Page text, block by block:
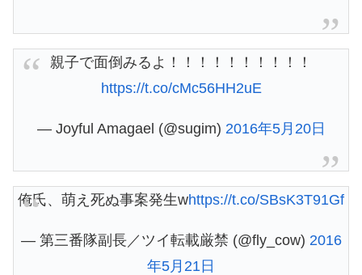
親子で面倒みるよ！！！！！！！！！！
https://t.co/cMc56HH2uE
— Joyful Amagael (@sugim) 2016年5月20日
俺氏、萌え死ぬ事案発生whttps://t.co/SBsK3T91Gf
— 第三番隊副長／ツイ転載厳禁 (@fly_cow) 2016
年5月21日